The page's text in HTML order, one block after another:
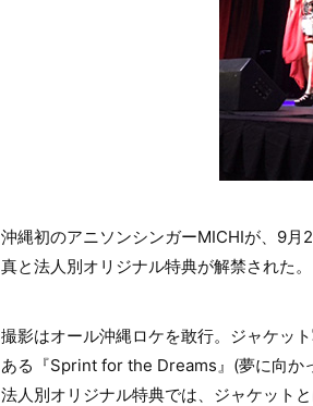
沖縄初のアニソンシンガーMICHIが、9
真と法人別オリジナル特典が解禁された。
撮影はオール沖縄ロケを敢行。ジャケッ
ある『Sprint for the Dreams』(夢に向か
法人別オリジナル特典では、ジャケット